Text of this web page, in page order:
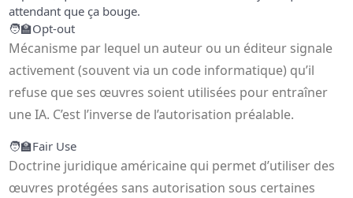
attendant que ça bouge.
🧑‍🏫Opt-out
Mécanisme par lequel un auteur ou un éditeur signale
activement (souvent via un code informatique) qu’il
refuse que ses œuvres soient utilisées pour entraîner
une IA. C’est l’inverse de l’autorisation préalable.
🧑‍🏫Fair Use
Doctrine juridique américaine qui permet d’utiliser des
œuvres protégées sans autorisation sous certaines